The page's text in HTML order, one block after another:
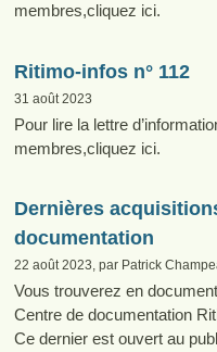
membres,cliquez ici.
Ritimo-infos n° 112
31 août 2023
Pour lire la lettre
membres,cliquez ici.
Dernières
documentation
22 août 2023, par Patrick
Vous trouverez en
Centre de documentation
Ce dernier est ouvert au